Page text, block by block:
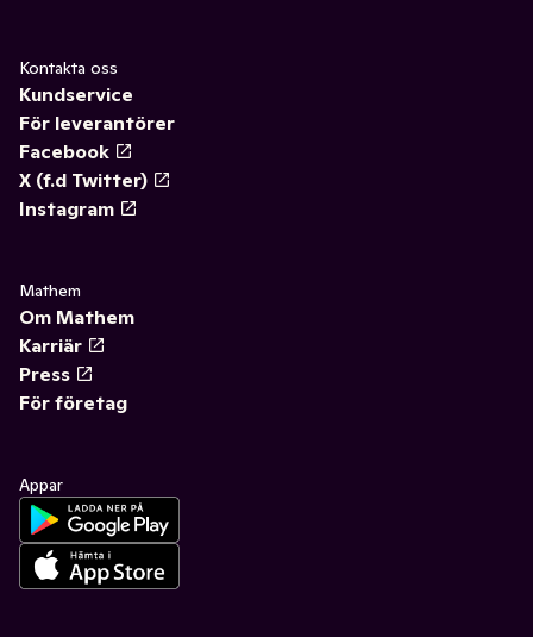
Kontakta oss
Kundservice
För leverantörer
Facebook
X (f.d Twitter)
Instagram
Mathem
Om Mathem
Karriär
Press
För företag
Appar